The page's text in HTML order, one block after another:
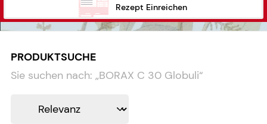
Rezept Einreichen
PRODUKTSUCHE
Sie suchen nach: „BORAX C 30 Globuli“